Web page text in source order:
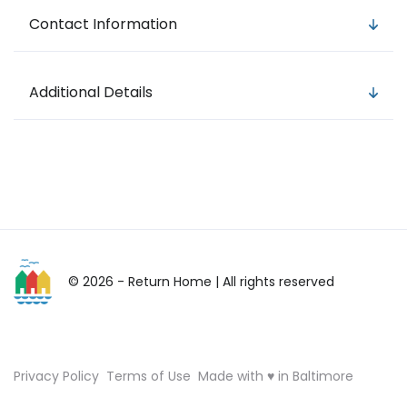
Contact Information
Additional Details
© 2026 - Return Home | All rights reserved
Privacy Policy Terms of Use Made with ♥ in Baltimore